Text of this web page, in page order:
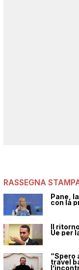
RASSEGNA
Pane,
con la
Il
Ue per
“Spero
travel